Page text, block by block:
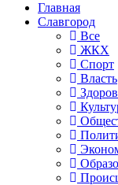
Главная
Славгород
Все
ЖКХ
Спорт
Власть